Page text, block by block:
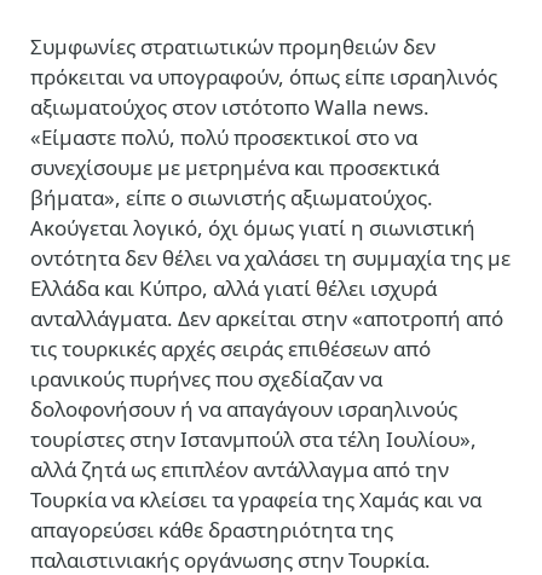
Συμφωνίες στρατιωτικών προμηθειών δεν
πρόκειται να υπογραφούν, όπως είπε ισραηλινός
αξιωματούχος στον ιστότοπο Walla news.
«Είμαστε πολύ, πολύ προσεκτικοί στο να
συνεχίσουμε με μετρημένα και προσεκτικά
βήματα», είπε ο σιωνιστής αξιωματούχος.
Ακούγεται λογικό, όχι όμως γιατί η σιωνιστική
οντότητα δεν θέλει να χαλάσει τη συμμαχία της με
Ελλάδα και Κύπρο, αλλά γιατί θέλει ισχυρά
ανταλλάγματα. Δεν αρκείται στην «αποτροπή από
τις τουρκικές αρχές σειράς επιθέσεων από
ιρανικούς πυρήνες που σχεδίαζαν να
δολοφονήσουν ή να απαγάγουν ισραηλινούς
τουρίστες στην Ιστανμπούλ στα τέλη Ιουλίου»,
αλλά ζητά ως επιπλέον αντάλλαγμα από την
Τουρκία να κλείσει τα γραφεία της Χαμάς και να
απαγορεύσει κάθε δραστηριότητα της
παλαιστινιακής οργάνωσης στην Τουρκία.